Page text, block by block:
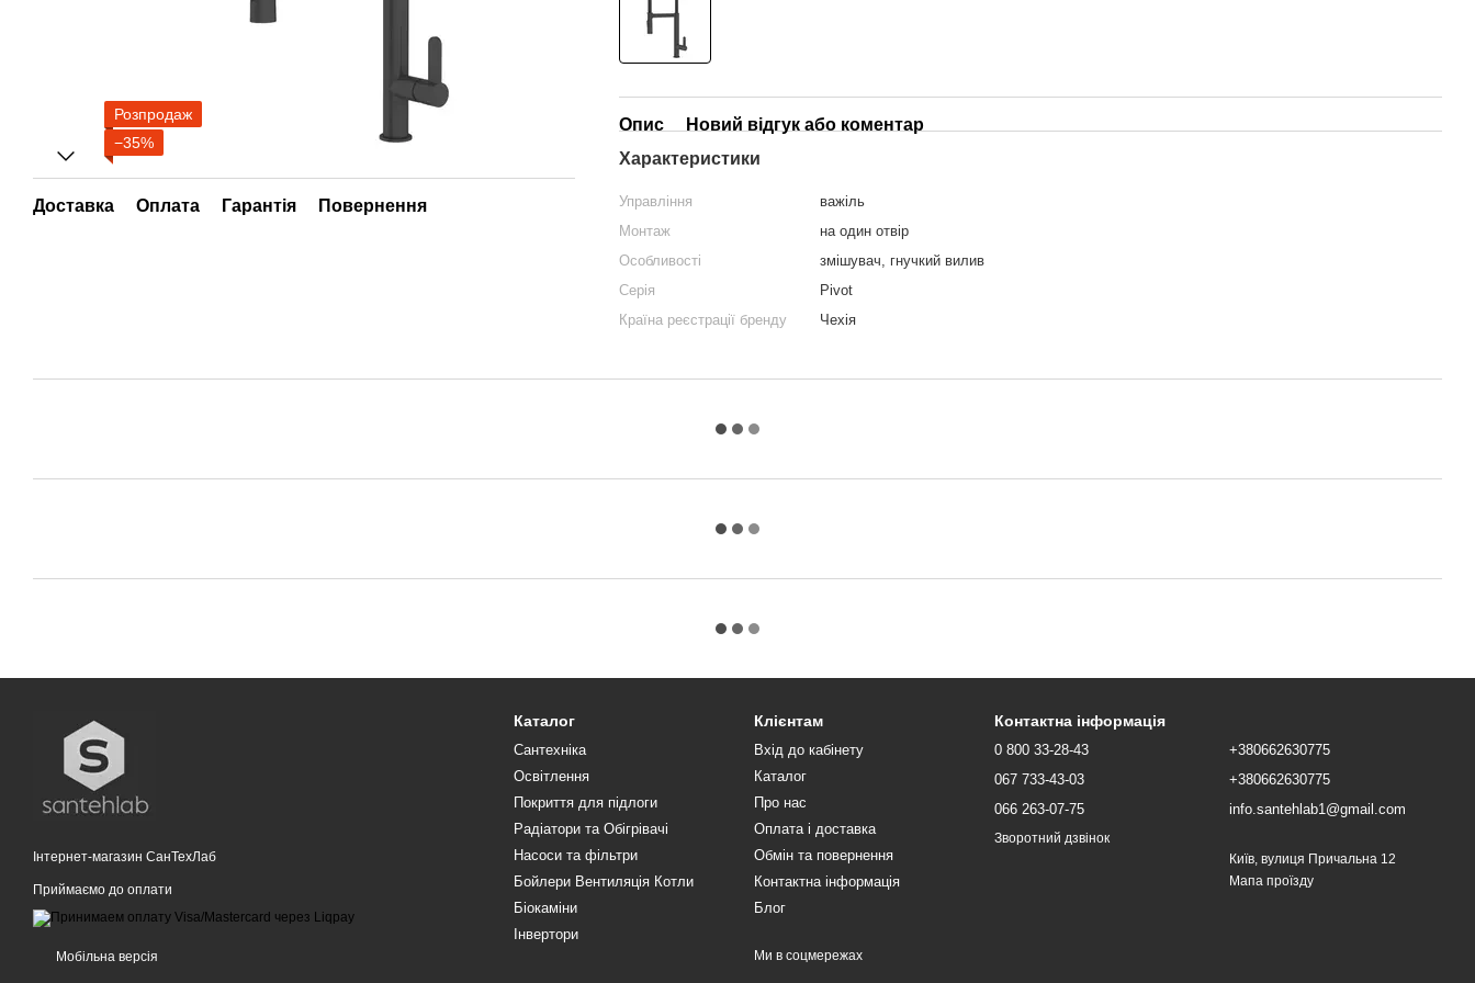
Розпродаж
−35%
Доставка Оплата Гарантія Повернення
Опис
Новий відгук або коментар
Характеристики
Управління
важіль
Монтаж
на один отвір
Особливості
змішувач, гнучкий вилив
Серія
Pivot
Країна реєстрації бренду
Чехія
Інтернет-магазин СанТехЛаб
Приймаємо до оплати
Мобільна версія
Каталог
Сантехніка
Освітлення
Покриття для підлоги
Радіатори та Обігрівачі
Насоси та фільтри
Бойлери Вентиляція Котли
Біокаміни
Інвертори
Клієнтам
Вхід до кабінету
Каталог
Про нас
Оплата і доставка
Обмін та повернення
Контактна інформація
Блог
Ми в соцмережах
Контактна інформація
0 800 33-28-43
067 733-43-03
066 263-07-75
Зворотний дзвінок
+380662630775
+380662630775
info.santehlab1@gmail.com
Київ, вулиця Причальна 12
Мапа проїзду